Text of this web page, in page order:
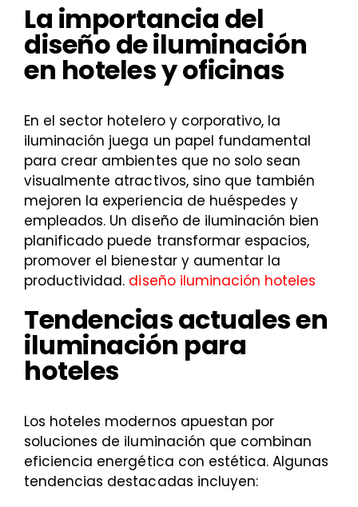
La importancia del
diseño de iluminación
en hoteles y oficinas
En el sector hotelero y corporativo, la
iluminación juega un papel fundamental
para crear ambientes que no solo sean
visualmente atractivos, sino que también
mejoren la experiencia de huéspedes y
empleados. Un diseño de iluminación bien
planificado puede transformar espacios,
promover el bienestar y aumentar la
productividad. diseño iluminación hoteles
Tendencias actuales en
iluminación para
hoteles
Los hoteles modernos apuestan por
soluciones de iluminación que combinan
eficiencia energética con estética. Algunas
tendencias destacadas incluyen: